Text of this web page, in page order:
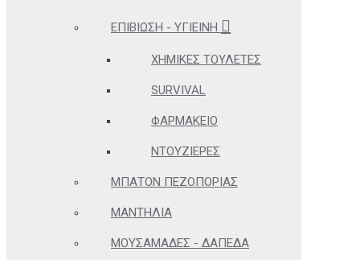
ΕΠΙΒΊΩΣΗ - ΥΓΙΕΙΝΉ
ΧΗΜΙΚΈΣ ΤΟΥΛΈΤΕΣ
SURVIVAL
ΦΑΡΜΑΚΕΊΟ
ΝΤΟΥΖΙΈΡΕΣ
ΜΠΑΤΌΝ ΠΕΖΟΠΟΡΊΑΣ
ΜΑΝΤΉΛΙΑ
ΜΟΥΣΑΜΆΔΕΣ - ΔΆΠΕΔΑ